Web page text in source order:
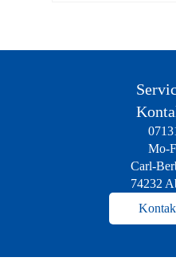
Mo-
Carl-
74232